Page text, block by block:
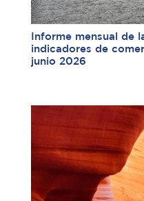
Informe mensual de
indicadores de
junio 2026